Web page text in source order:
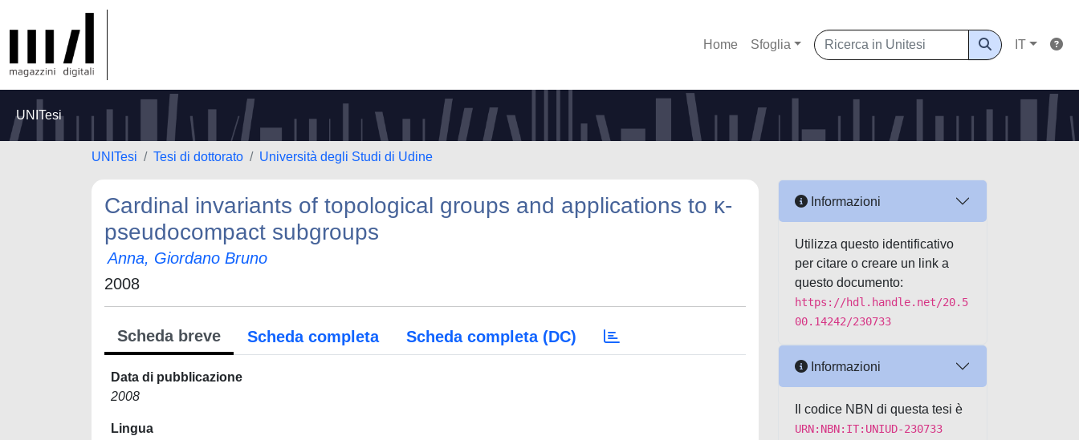
Home Sfoglia IT
UNITesi
UNITesi Tesi di dottorato Università degli Studi di Udine
Cardinal invariants of topological groups and applications to ĸ-
pseudocompact subgroups
Anna, Giordano Bruno
2008
Scheda breve Scheda completa Scheda completa (DC)
Data di pubblicazione
2008
Lingua
Informazioni
Utilizza questo identificativo
per citare o creare un link a
questo documento:
https://hdl.handle.net/20.5
00.14242/230733
Informazioni
Il codice NBN di questa tesi è
URN:NBN:IT:UNIUD-230733